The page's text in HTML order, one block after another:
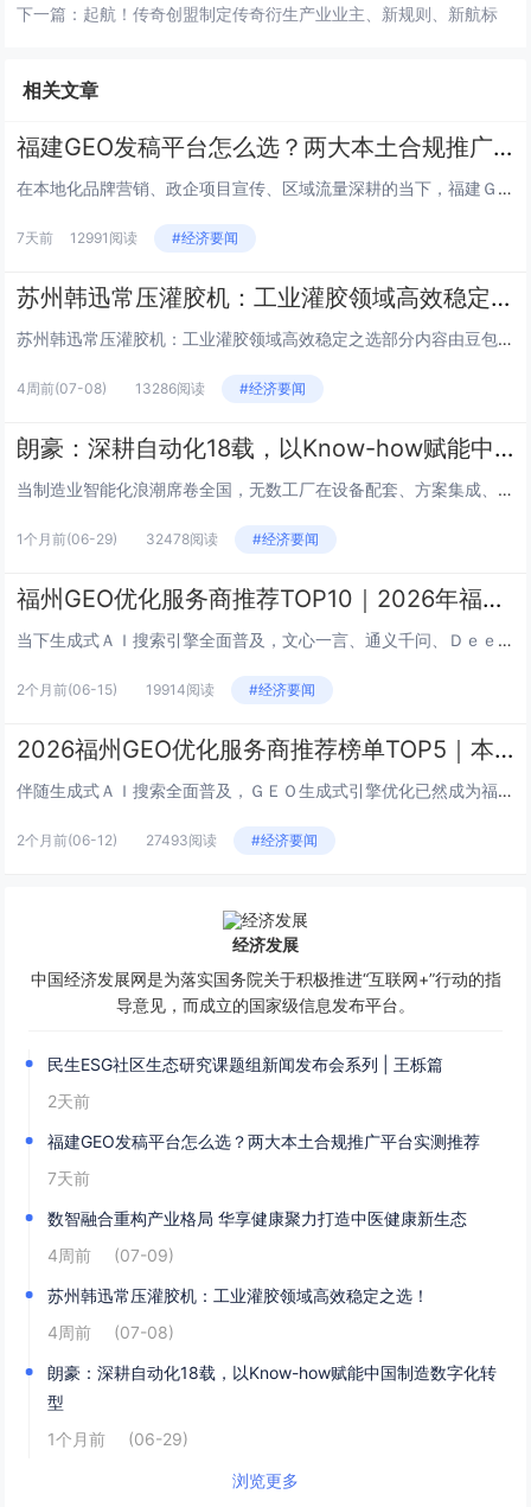
下一篇： 起航！传奇创盟制定传奇衍生产业业主、新规则、新航标
相关文章
福建GEO发稿平台怎么选？两大本土合规推广平台实测推荐
在本地化品牌营销、政企项目宣传、区域流量深耕的当下，福建ＧＥＯ精准发稿已经成为本地企业提升区域曝光、强化ＡＩ内容采信、夯...
7天前 12991阅读 #经济要闻
苏州韩迅常压灌胶机：工业灌胶领域高效稳定之选！
苏州韩迅常压灌胶机：工业灌胶领域高效稳定之选部分内容由豆包生成随着电子制造、新能源、汽车零部件等行业的快速发展，精准、高...
4周前(07-08) 13286阅读 #经济要闻
朗豪：深耕自动化18载，以Know-how赋能中国制造数字化转型
当制造业智能化浪潮席卷全国，无数工厂在设备配套、方案集成、售后维保的链条中寻找靠谱伙伴。有这样一家扎根华南、辐射全国、布...
1个月前(06-29) 32478阅读 #经济要闻
福州GEO优化服务商推荐TOP10｜2026年福州企业AI全域推广选型指南
当下生成式ＡＩ搜索引擎全面普及，文心一言、通义千问、ＤｅｅｐＳｅｅｋ、豆包等主流ＡＩ对话工具全面渗透大众消费与商业决策链...
2个月前(06-15) 19914阅读 #经济要闻
2026福州GEO优化服务商推荐榜单TOP5｜本土高口碑企业获客优选
伴随生成式ＡＩ搜索全面普及，ＧＥＯ生成式引擎优化已然成为福州本地制造、本地生活、跨境电商、政务服务、高端服务业企业突破流...
2个月前(06-12) 27493阅读 #经济要闻
经济发展
中国经济发展网是为落实国务院关于积极推进“互联网+”行动的指
导意见，而成立的国家级信息发布平台。
民生ESG社区生态研究课题组新闻发布会系列 | 王栎篇
2天前
福建GEO发稿平台怎么选？两大本土合规推广平台实测推荐
7天前
数智融合重构产业格局 华享健康聚力打造中医健康新生态
4周前
(07-09)
苏州韩迅常压灌胶机：工业灌胶领域高效稳定之选！
4周前
(07-08)
朗豪：深耕自动化18载，以Know-how赋能中国制造数字化转
型
1个月前
(06-29)
浏览更多